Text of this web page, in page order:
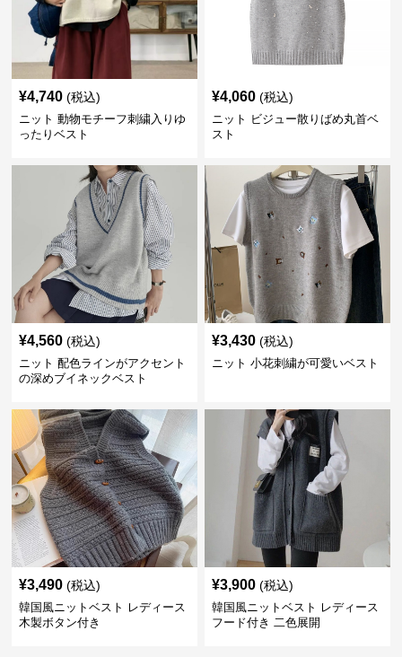
¥4,740 (税込)
ニット 動物モチーフ刺繍入りゆ
ったりベスト
¥4,060 (税込)
ニット ビジュー散りばめ丸首ベ
スト
¥4,560 (税込)
ニット 配色ラインがアクセント
の深めブイネックベスト
¥3,430 (税込)
ニット 小花刺繍が可愛いベスト
¥3,490 (税込)
韓国風ニットベスト レディース
木製ボタン付き
¥3,900 (税込)
韓国風ニットベスト レディース
フード付き 二色展開